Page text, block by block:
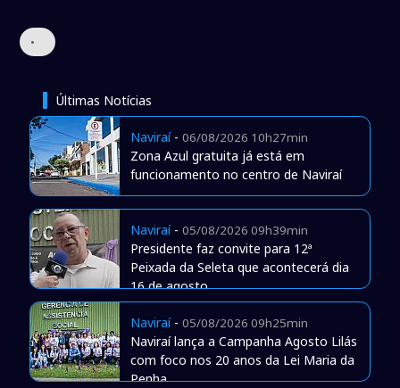
•
Últimas Notícias
Naviraí- 06/08/2026 10h27min
Zona Azul gratuita já está em
funcionamento no centro de Naviraí
Naviraí- 05/08/2026 09h39min
Presidente faz convite para 12ª
Peixada da Seleta que acontecerá dia
16 de agosto
Naviraí- 05/08/2026 09h25min
Naviraí lança a Campanha Agosto Lilás
com foco nos 20 anos da Lei Maria da
Penha